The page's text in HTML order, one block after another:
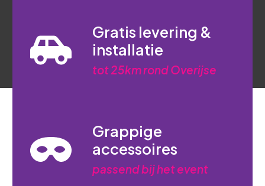
Gratis levering &
installatie
tot 25km rond Overijse
Grappige
accessoires
passend bij het event